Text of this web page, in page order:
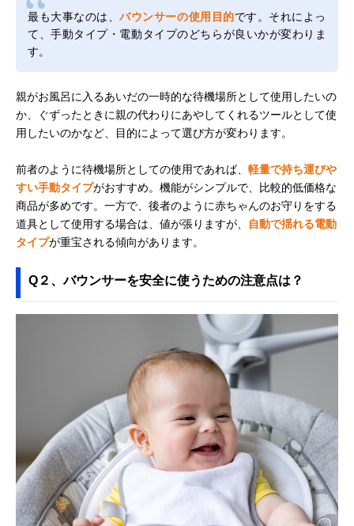
最も大事なのは、バウンサーの使用目的です。それによっ
て、手動タイプ・電動タイプのどちらが良いかが変わりま
す。
親がお風呂に入るあいだの一時的な待機場所として使用したいの
か、ぐずったときに親の代わりにあやしてくれるツールとして使
用したいのかなど、目的によって選び方が変わります。
前者のように待機場所としての使用であれば、 軽量で持ち運びや
すい手動タイプがおすすめ。機能がシンプルで、比較的低価格な
商品が多めです。一方で、後者のように赤ちゃんのお守りをする
道具として使用する場合は、値が張りますが、
自動で揺れる電動
タイプが重宝される傾向があります。
Q２、バウンサーを安全に使うための注意点は？